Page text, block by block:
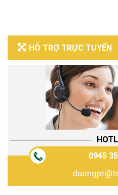
HỖ TRỢ TRỰC TUYẾN
0945